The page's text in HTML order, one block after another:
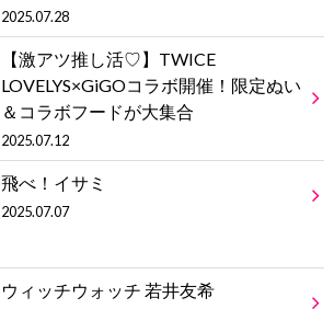
2025.07.28
【激アツ推し活♡】TWICE
LOVELYS×GiGOコラボ開催！限定ぬい
＆コラボフードが大集合
2025.07.12
飛べ！イサミ
2025.07.07
ウィッチウォッチ 若井友希